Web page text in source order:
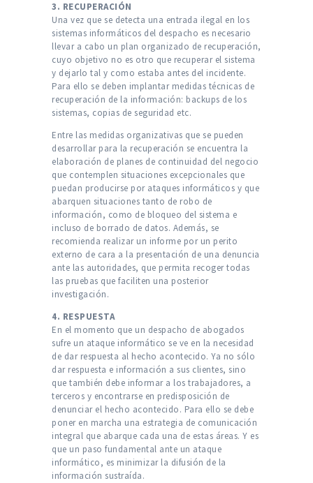
3. RECUPERACIÓN
Una vez que se detecta una entrada ilegal en los
sistemas informáticos del despacho es necesario
llevar a cabo un plan organizado de recuperación,
cuyo objetivo no es otro que recuperar el sistema
y dejarlo tal y como estaba antes del incidente.
Para ello se deben implantar medidas técnicas de
recuperación de la información: backups de los
sistemas, copias de seguridad etc.
Entre las medidas organizativas que se pueden
desarrollar para la recuperación se encuentra la
elaboración de planes de continuidad del negocio
que contemplen situaciones excepcionales que
puedan producirse por ataques informáticos y que
abarquen situaciones tanto de robo de
información, como de bloqueo del sistema e
incluso de borrado de datos. Además, se
recomienda realizar un informe por un perito
externo de cara a la presentación de una denuncia
ante las autoridades, que permita recoger todas
las pruebas que faciliten una posterior
investigación.
4. RESPUESTA
En el momento que un despacho de abogados
sufre un ataque informático se ve en la necesidad
de dar respuesta al hecho acontecido. Ya no sólo
dar respuesta e información a sus clientes, sino
que también debe informar a los trabajadores, a
terceros y encontrarse en predisposición de
denunciar el hecho acontecido. Para ello se debe
poner en marcha una estrategia de comunicación
integral que abarque cada una de estas áreas. Y es
que un paso fundamental ante un ataque
informático, es minimizar la difusión de la
información sustraída.